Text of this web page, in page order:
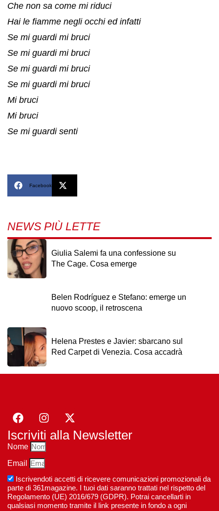
Che non sa come mi riduci
Hai le fiamme negli occhi ed infatti
Se mi guardi mi bruci
Se mi guardi mi bruci
Se mi guardi mi bruci
Se mi guardi mi bruci
Mi bruci
Mi bruci
Se mi guardi senti
Facebook
NEWS PIÙ LETTE
Giulia Salemi fa una confessione su
The Cage. Cosa emerge
Belen Rodríguez e Stefano: emerge un
nuovo scoop, il retroscena
Helena Prestes e Javier: sbarcano sul
Red Carpet di Venezia. Cosa accadrà
Iscriviti alla Newsletter
Nome
Email
Iscrivendoti accetti di ricevere comunicazioni promozionali da
parte di 361magazine. I tuoi dati saranno trattati nel rispetto del
Regolamento (UE) 2016/679 (GDPR). Potrai cancellarti in
qualsiasi momento tramite il link presente in fondo a ogni